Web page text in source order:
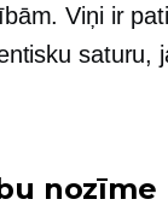
Viņi ir
saturu,
nozīme